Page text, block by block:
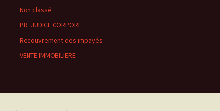
Non classé
PREJUDICE CORPOREL
Recouvrement des impayés
VENTE IMMOBILIERE